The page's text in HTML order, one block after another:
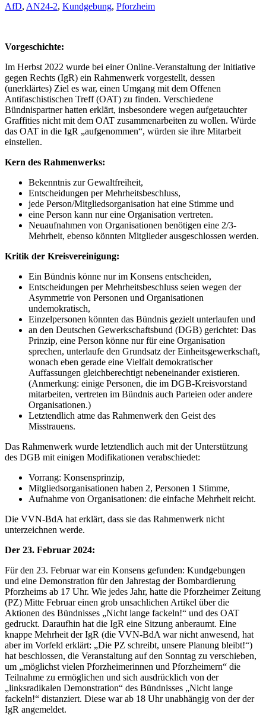
AfD, AN24-2, Kundgebung, Pforzheim
Vorgeschichte:
Im Herbst 2022 wurde bei einer Online-Veranstaltung der Initiative
gegen Rechts (IgR) ein Rahmenwerk vorgestellt, dessen
(unerklärtes) Ziel es war, einen Umgang mit dem Offenen
Antifaschistischen Treff (OAT) zu finden. Verschiedene
Bündnispartner hatten erklärt, insbesondere wegen aufgetauchter
Graffities nicht mit dem OAT zusammenarbeiten zu wollen. Würde
das OAT in die IgR „aufgenommen“, würden sie ihre Mitarbeit
einstellen.
Kern des Rahmenwerks:
Bekenntnis zur Gewaltfreiheit,
Entscheidungen per Mehrheitsbeschluss,
jede Person/Mitgliedsorganisation hat eine Stimme und
eine Person kann nur eine Organisation vertreten.
Neuaufnahmen von Organisationen benötigen eine 2/3-
Mehrheit, ebenso könnten Mitglieder ausgeschlossen werden.
Kritik der Kreisvereinigung:
Ein Bündnis könne nur im Konsens entscheiden,
Entscheidungen per Mehrheitsbeschluss seien wegen der
Asymmetrie von Personen und Organisationen
undemokratisch,
Einzelpersonen könnten das Bündnis gezielt unterlaufen und
an den Deutschen Gewerkschaftsbund (DGB) gerichtet: Das
Prinzip, eine Person könne nur für eine Organisation
sprechen, unterlaufe den Grundsatz der Einheitsgewerkschaft,
wonach eben gerade eine Vielfalt demokratischer
Auffassungen gleichberechtigt nebeneinander existieren.
(Anmerkung: einige Personen, die im DGB-Kreisvorstand
mitarbeiten, vertreten im Bündnis auch Parteien oder andere
Organisationen.)
Letztendlich atme das Rahmenwerk den Geist des
Misstrauens.
Das Rahmenwerk wurde letztendlich auch mit der Unterstützung
des DGB mit einigen Modifikationen verabschiedet:
Vorrang: Konsensprinzip,
Mitgliedsorganisationen haben 2, Personen 1 Stimme,
Aufnahme von Organisationen: die einfache Mehrheit reicht.
Die VVN-BdA hat erklärt, dass sie das Rahmenwerk nicht
unterzeichnen werde.
Der 23. Februar 2024:
Für den 23. Februar war ein Konsens gefunden: Kundgebungen
und eine Demonstration für den Jahrestag der Bombardierung
Pforzheims ab 17 Uhr. Wie jedes Jahr, hatte die Pforzheimer Zeitung
(PZ) Mitte Februar einen grob unsachlichen Artikel über die
Aktionen des Bündnisses „Nicht lange fackeln!“ und des OAT
gedruckt. Daraufhin hat die IgR eine Sitzung anberaumt. Eine
knappe Mehrheit der IgR (die VVN-BdA war nicht anwesend, hat
aber im Vorfeld erklärt: „Die PZ schreibt, unsere Planung bleibt!“)
hat beschlossen, die Veranstaltung auf den Sonntag zu verschieben,
um „möglichst vielen Pforzheimerinnen und Pforzheimern“ die
Teilnahme zu ermöglichen und sich ausdrücklich von der
„linksradikalen Demonstration“ des Bündnisses „Nicht lange
fackeln!“ distanziert. Diese war ab 18 Uhr unabhängig von der der
IgR angemeldet.